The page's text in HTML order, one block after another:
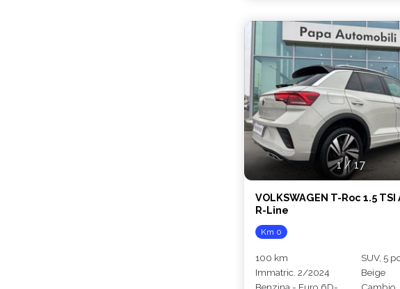
1/17
VOLKSWAGEN T-Roc 1.5 TSI
R-Line
Km 0
100 km
Immatric. 2/2024
SUV, 5
Beige